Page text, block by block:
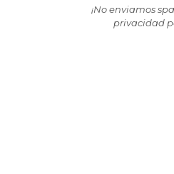
¡No enviamos
privacidad